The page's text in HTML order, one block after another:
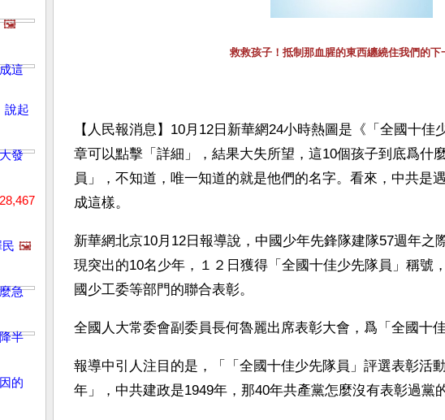
🖼️
這
說起
發
28,467
🖼️
急
半
的
救救孩子！抵制那血腥的東西纏繞住我們的下
【人民報消息】10月12日新華網24小時熱圖是《「全國十佳
章可以點擊「詳細」，結果大失所望，這10個孩子到底爲什
員」，不知道，唯一知道的就是他們的名字。看來，中共是
成這樣。
新華網北京10月12日報導說，中國少年先鋒隊建隊57週年之
現突出的10名少年，１２日獲得「全國十佳少先隊員」稱號
國少工委等部門的聯合表彰。
全國人大常委會副委員長何魯麗出席表彰大會，爲「全國十
報導中引人注目的是，「「全國十佳少先隊員」評選表彰活
年」，中共建政是1949年，那40年共產黨怎麼沒有表彰過黨